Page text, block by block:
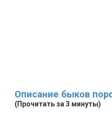
Описание быков
(Прочитать за 3 минуты)